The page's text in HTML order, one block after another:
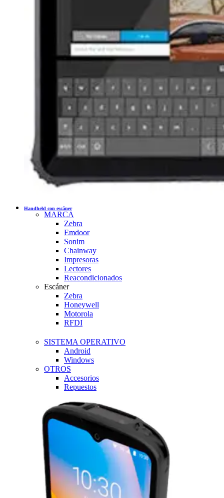
Handheld con escáner
MARCA
Zebra
Emdoor
Sonim
Chainway
Impresoras
Lectores
Reacondicionados
Escáner
Zebra
Honeywell
Motorola
RFDI
SISTEMA OPERATIVO
Android
Windows
OTROS
Accesorios
Repuestos